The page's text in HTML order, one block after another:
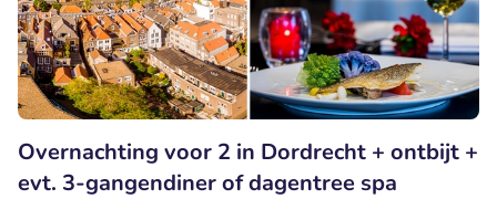
Overnachting voor 2 in Dordrecht + ontbijt +
evt. 3-gangendiner of dagentree spa